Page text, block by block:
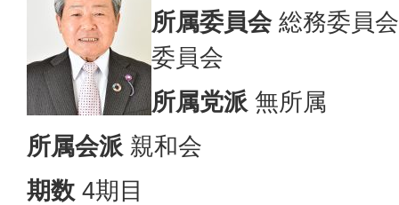
所属委員会総務委員
委員会
所属党派 無所属
所属会派 親和会
期数 4期目